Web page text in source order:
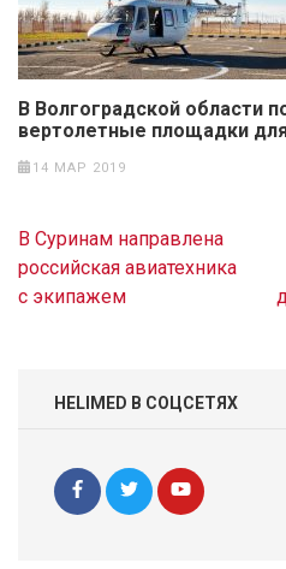
В Волгоградской области
вертолетные площадки
14 МАР 2019
Навигация
по
записям
В Суринам направлена
российская авиатехника
с экипажем
HELIMED В СОЦСЕТЯХ